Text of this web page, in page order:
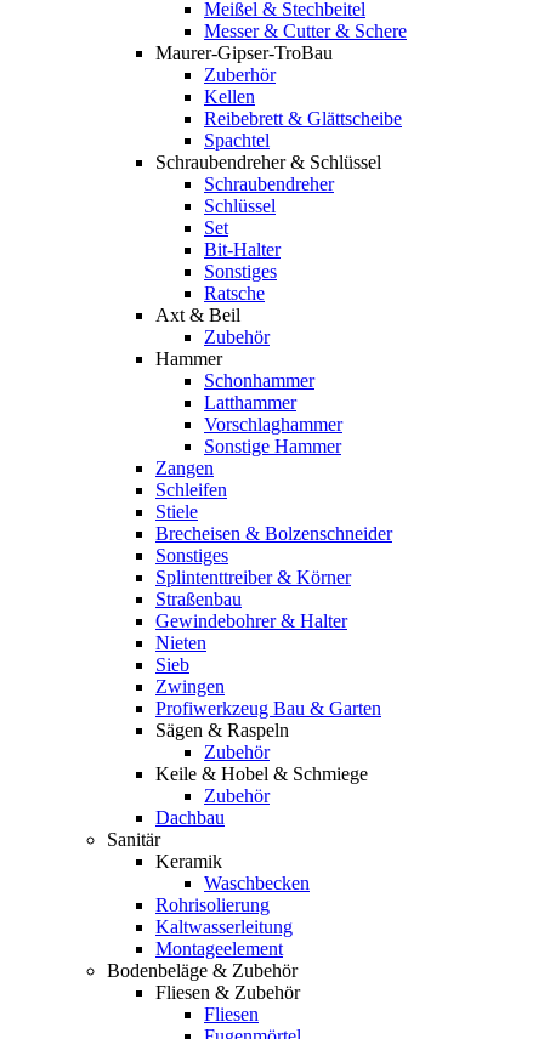
Meißel & Stechbeitel
Messer & Cutter & Schere
Maurer-Gipser-TroBau
Zuberhör
Kellen
Reibebrett & Glättscheibe
Spachtel
Schraubendreher & Schlüssel
Schraubendreher
Schlüssel
Set
Bit-Halter
Sonstiges
Ratsche
Axt & Beil
Zubehör
Hammer
Schonhammer
Latthammer
Vorschlaghammer
Sonstige Hammer
Zangen
Schleifen
Stiele
Brecheisen & Bolzenschneider
Sonstiges
Splintenttreiber & Körner
Straßenbau
Gewindebohrer & Halter
Nieten
Sieb
Zwingen
Profiwerkzeug Bau & Garten
Sägen & Raspeln
Zubehör
Keile & Hobel & Schmiege
Zubehör
Dachbau
Sanitär
Keramik
Waschbecken
Rohrisolierung
Kaltwasserleitung
Montageelement
Bodenbeläge & Zubehör
Fliesen & Zubehör
Fliesen